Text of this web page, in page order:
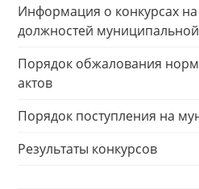
Информация о конкурсах
должностей
Порядок обжалования
актов
Порядок поступления на
Результаты конкурсов